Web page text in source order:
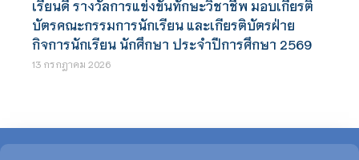
เรียนดี รางวัลการแข่งขันทักษะวิชาชีพ มอบเกียรติ
บัตรคณะกรรมการนักเรียน และเกียรติบัตรฝ่าย
กิจการนักเรียน นักศึกษา ประจำปีการศึกษา 2569
13 กรกฎาคม 2026